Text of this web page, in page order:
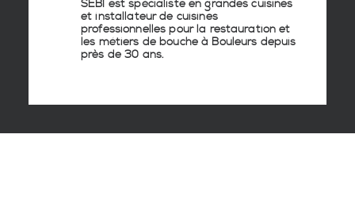
SEBI est spécialiste en grandes cuisines
et installateur de cuisines
professionnelles pour la restauration et
les métiers de bouche à Bouleurs depuis
près de 30 ans.